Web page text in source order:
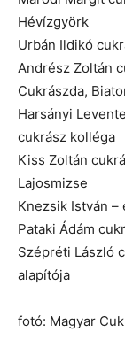
Hévízgyörk
Urbán Ildikó
Andrész Zoltán
Cukrászda,
Harsányi
cukrász kolléga
Kiss Zoltán
Lajosmizse
Knezsik István –
Pataki Ádám
Szépréti László
alapítója
fotó: Magyar